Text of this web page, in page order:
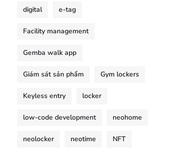
digital e-tag
Facility management
Gemba walk app
Giám sát sản phẩm Gym lockers
Keyless entry locker
low-code development neohome
neolocker neotime NFT